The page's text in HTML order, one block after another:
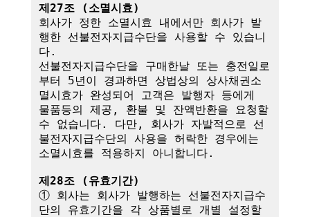
제27조 (소멸시효)
회사가 정한 소멸시효 내에서만 회사가 발
행한 선불전자지급수단을 사용할 수 있습니
다.
선불전자지급수단을 구매한날 또는 충전일로
부터 5년이 경과하면 상법상의 상사채권소
멸시효가 완성되어 고객은 발행자 등에게
물품등의 제공, 환불 및 잔액반환을 요청할
수 없습니다. 다만, 회사가 자발적으로 선
불전자지급수단의 사용을 허락한 경우에는
소멸시효를 적용하지 아니합니다.
제28조 (유효기간)
① 회사는 회사가 발행하는 선불전자지급수
단의 유효기간을 각 상품별로 개별 설정할